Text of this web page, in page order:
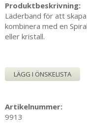
Produktbeskrivning:
Läderband för att
kombinera med en
eller kristall.
LÄGG I ÖNSKELISTA
Artikelnummer:
9913